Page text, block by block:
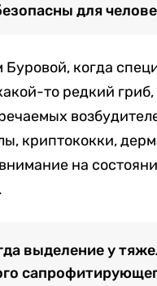
для
Буровой, когда
то редкий
криптококки,
на
выделение у